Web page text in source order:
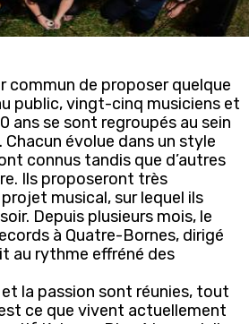
commun de proposer quelque
public, vingt-cinq musiciens et
ans se sont regroupés au sein
évolue dans un style
connus tandis que d’autres
Ils proposeront très
musical, sur lequel ils
Depuis plusieurs mois, le
à Quatre-Bornes, dirigé
au rythme effréné des
la passion sont réunies, tout
ce que vivent actuellement